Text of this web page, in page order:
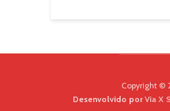
Copyright ©
Desenvolvido porVia X